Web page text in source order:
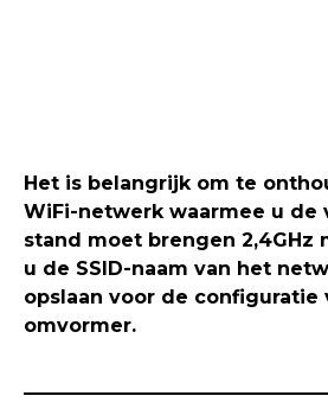
Het is belangrijk om te
WiFi-netwerk waarmee u
stand moet brengen 2,4GHz
u de SSID-naam van het
opslaan voor de configuratie
omvormer.